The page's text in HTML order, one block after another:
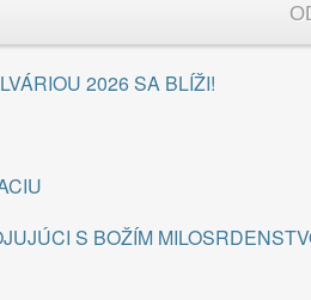
2026 SA BLÍŽI!
S BOŽÍM